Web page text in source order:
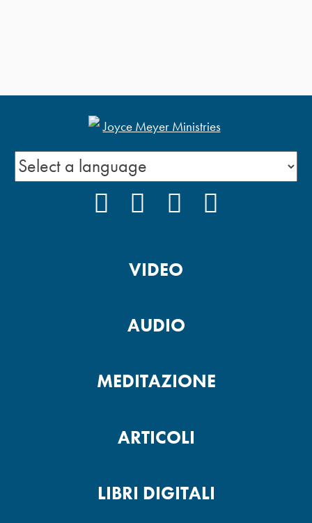
VIDEO
AUDIO
MEDITAZIONE
ARTICOLI
LIBRI DIGITALI